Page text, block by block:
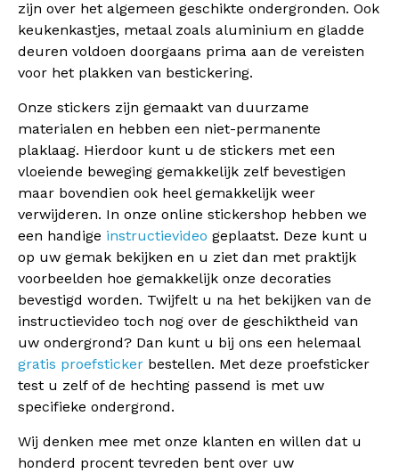
zijn over het algemeen geschikte ondergronden. Ook
keukenkastjes, metaal zoals aluminium en gladde
deuren voldoen doorgaans prima aan de vereisten
voor het plakken van bestickering.
Onze stickers zijn gemaakt van duurzame
materialen en hebben een niet-permanente
plaklaag. Hierdoor kunt u de stickers met een
vloeiende beweging gemakkelijk zelf bevestigen
maar bovendien ook heel gemakkelijk weer
verwijderen. In onze online stickershop hebben we
een handige instructievideo geplaatst. Deze kunt u
op uw gemak bekijken en u ziet dan met praktijk
voorbeelden hoe gemakkelijk onze decoraties
bevestigd worden. Twijfelt u na het bekijken van de
instructievideo toch nog over de geschiktheid van
uw ondergrond? Dan kunt u bij ons een helemaal
gratis proefsticker bestellen. Met deze proefsticker
test u zelf of de hechting passend is met uw
specifieke ondergrond.
Wij denken mee met onze klanten en willen dat u
honderd procent tevreden bent over uw